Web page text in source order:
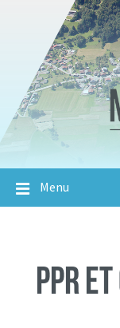
navigation
principale
Menu
PPR